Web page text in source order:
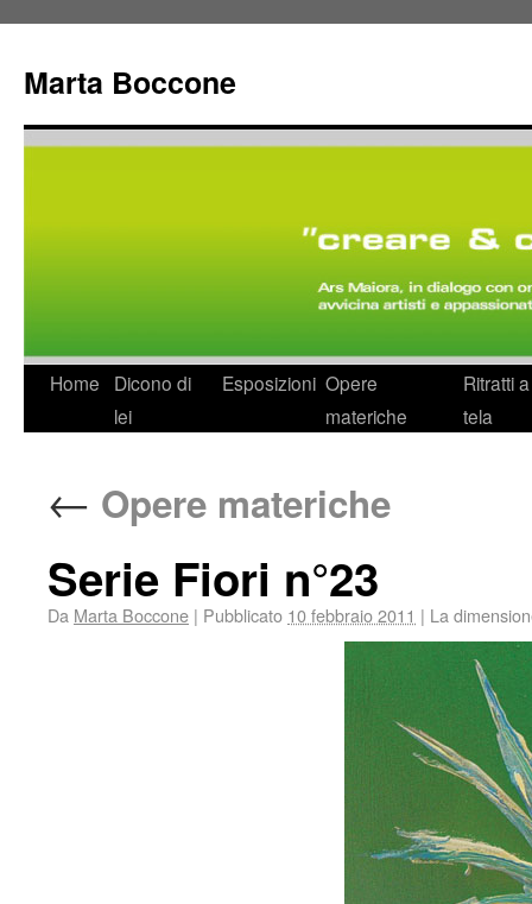
Marta Boccone
Home
Dicono di
lei
Esposizioni Opere
materiche
Ritratti
tela
← Opere materiche
Serie Fiori n°23
Da Marta Boccone | Pubblicato 10 febbraio 2011 | La